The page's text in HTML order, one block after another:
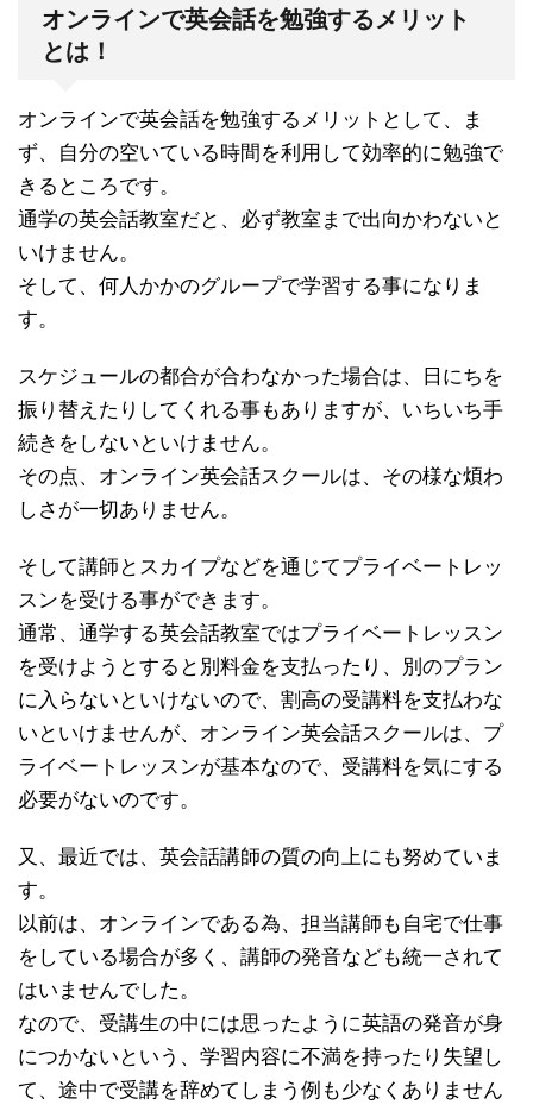
オンラインで英会話を勉強するメリット
とは！
オンラインで英会話を勉強するメリットとして、ま
ず、自分の空いている時間を利用して効率的に勉強で
きるところです。
通学の英会話教室だと、必ず教室まで出向かわないと
いけません。
そして、何人かかのグループで学習する事になりま
す。
スケジュールの都合が合わなかった場合は、日にちを
振り替えたりしてくれる事もありますが、いちいち手
続きをしないといけません。
その点、オンライン英会話スクールは、その様な煩わ
しさが一切ありません。
そして講師とスカイプなどを通じてプライベートレッ
スンを受ける事ができます。
通常、通学する英会話教室ではプライベートレッスン
を受けようとすると別料金を支払ったり、別のプラン
に入らないといけないので、割高の受講料を支払わな
いといけませんが、オンライン英会話スクールは、プ
ライベートレッスンが基本なので、受講料を気にする
必要がないのです。
又、最近では、英会話講師の質の向上にも努めていま
す。
以前は、オンラインである為、担当講師も自宅で仕事
をしている場合が多く、講師の発音なども統一されて
はいませんでした。
なので、受講生の中には思ったように英語の発音が身
につかないという、学習内容に不満を持ったり失望し
て、途中で受講を辞めてしまう例も少なくありません